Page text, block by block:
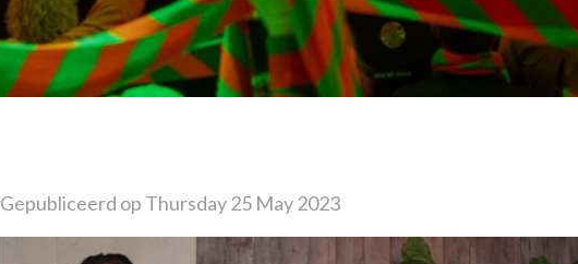
Gepubliceerd op Thursday 25 May 2023